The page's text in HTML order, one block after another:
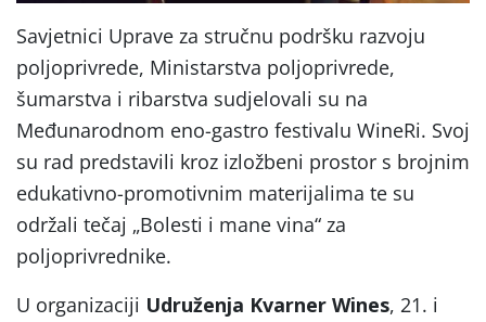
Savjetnici Uprave za stručnu podršku razvoju
poljoprivrede, Ministarstva poljoprivrede,
šumarstva i ribarstva sudjelovali su na
Međunarodnom eno-gastro festivalu WineRi. Svoj
su rad predstavili kroz izložbeni prostor s brojnim
edukativno-promotivnim materijalima te su
održali tečaj „Bolesti i mane vina“ za
poljoprivrednike.
U organizaciji Udruženja Kvarner Wines, 21. i